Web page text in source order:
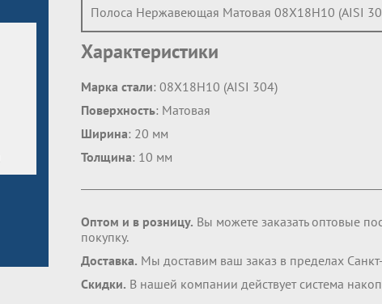
Полоса Нержавеющая Матовая 08Х18Н10 (AISI
Характеристики
Марка стали: 08Х18Н10 (AISI 304)
Поверхность: Матовая
Ширина: 20 мм
Толщина: 10 мм
Оптом и в розницу. Вы можете заказать оптовые
покупку.
Доставка. Мы доставим ваш заказ в пределах
Скидки. В нашей компании действует система